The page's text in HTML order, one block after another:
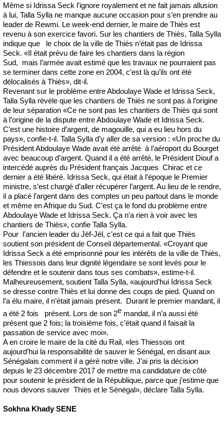
Même si Idrissa Seck l’ignore royalement et ne fait jamais allusion
à lui, Talla Sylla ne manque aucune occasion pour s’en prendre au
leader de Rewmi. Le week-end dernier, le maire de Thiès est
revenu à son exercice favori. Sur les chantiers de Thiès, Talla Sylla
indique que le choix de la ville de Thiès n’était pas de Idrissa
Seck. «Il était prévu de faire les chantiers dans la région
Sud, mais l’armée avait estimé que les travaux ne pourraient pas
se terminer dans cette zone en 2004, c’est là qu’ils ont été
délocalisés à Thiès», dit-il.
Revenant sur le problème entre Abdoulaye Wade et Idrissa Seck,
Talla Sylla révèle que les chantiers de Thiès ne sont pas à l’origine
de leur séparation «Ce ne sont pas les chantiers de Thiès qui sont
à l’origine de la dispute entre Abdoulaye Wade et Idrissa Seck.
C’est une histoire d’argent, de magouille, qui a eu lieu hors du
pays», confie-t-il. Talla Sylla d’y aller de sa version : «Un proche du
Président Abdoulaye Wade avait été arrêté à l’aéroport du Bourget
avec beaucoup d’argent. Quand il a été arrêté, le Président Diouf a
intercédé auprès du Président français Jacques Chirac et ce
dernier a été libéré. Idrissa Seck, qui était à l’époque le Premier
ministre, s’est chargé d’aller récupérer l’argent. Au lieu de le rendre,
il a placé l’argent dans des comptes un peu partout dans le monde
et même en Afrique du Sud. C’est ça le fond du problème entre
Abdoulaye Wade et Idrissa Seck. Ça n’a rien à voir avec les
chantiers de Thiès», confie Talla Sylla.
Pour l’ancien leader du Jëf-Jël, c’est ce qui a fait que Thiès
soutient son président de Conseil départemental. «Croyant que
Idrissa Seck a été emprisonné pour les intérêts de la ville de Thiès,
les Thiessois dans leur dignité légendaire se sont levés pour le
défendre et le soutenir dans tous ses combats», estime-t-il.
Malheureusement, soutient Talla Sylla, «aujourd’hui Idrissa Seck
se dresse contre Thiès et lui donne des coups de pied. Quand on
l’a élu maire, il n’était jamais présent. Durant le premier mandant, il
a été 2 fois présent. Lors de son 2e mandat, il n’a aussi été
présent que 2 fois; la troisième fois, c’était quand il faisait la
passation de service avec moi».
A en croire le maire de la cité du Rail, «les Thiessois ont
aujourd’hui la responsabilité de sauver le Sénégal, en disant aux
Sénégalais comment il a géré notre ville. J’ai pris la décision
depuis le 23 décembre 2017 de mettre ma candidature de côté
pour soutenir le président de la République, parce que j’estime que
nous devons sauver Thiès et le Sénégal», déclare Talla Sylla.
Sokhna Khady SENE